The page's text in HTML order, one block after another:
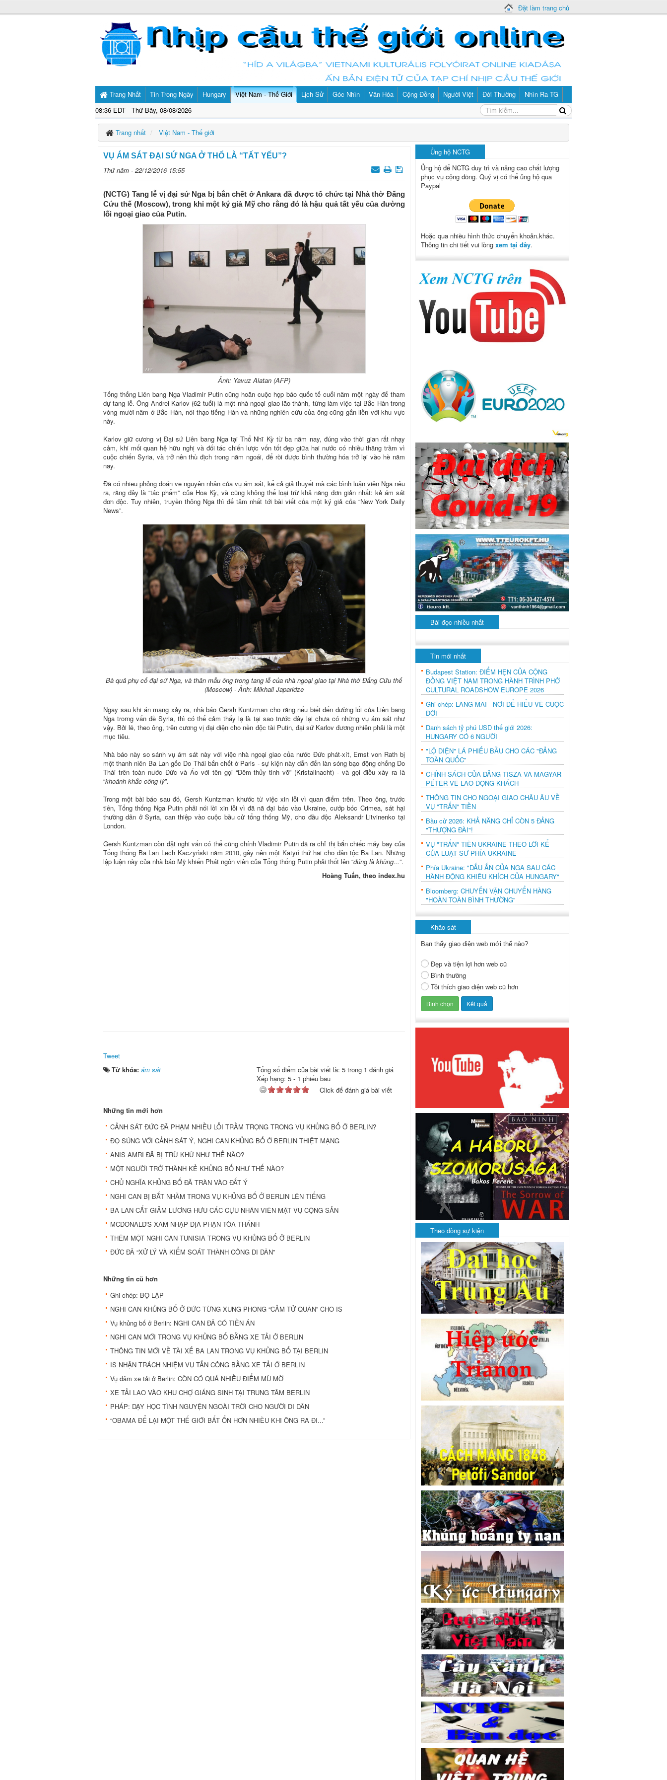
Đặt làm trang chủ
Trang Nhất
08:36 EDT Thứ Bảy, 08/08/2026
Tin Trong Ngày Hungary Việt Nam - Thế Giới Lịch Sử Góc Nhìn Văn Hóa Cộng Đồng Người Việt Đời Thường Nhìn Ra TG
Trang nhất Việt Nam - Thế giới
VỤ ÁM SÁT ĐẠI SỨ NGA Ở THỔ LÀ “TẤT YẾU”?
Thứ năm - 22/12/2016 15:55
(NCTG) Tang lễ vị đại sứ Nga bị bắn chết ở Ankara đã được tổ chức tại Nhà thờ Đấng
Cứu thế (Moscow), trong khi một ký giả Mỹ cho rằng đó là hậu quả tất yếu của đường
lối ngoại giao của Putin.
Ảnh: Yavuz Alatan (AFP)
Tổng thống Liên bang Nga Vladimir Putin cũng hoãn cuộc họp báo quốc tế cuối năm một ngày để tham
dự tang lễ. Ông Andrei Karlov (62 tuổi) là một nhà ngoại giao lão thành, từng làm việc tại Bắc Hàn trong
vòng mười năm ở Bắc Hàn, nói thạo tiếng Hàn và những nghiên cứu của ông cũng gắn liền với khu vực
này.
Karlov giữ cương vị Đại sứ Liên bang Nga tại Thổ Nhĩ Kỳ từ ba năm nay, đúng vào thời gian rất nhạy
cảm, khi mối quan hệ hữu nghị và đối tác chiến lược vốn tốt đẹp giữa hai nước có nhiều thăng trầm vì
cuộc chiến Syria, và trở nên thù địch trong năm ngoái, để rồi được bình thường hóa trở lại vào hè năm
nay.
Đã có nhiều phỏng đoán về nguyên nhân của vụ ám sát, kể cả giả thuyết mà các bình luận viên Nga nêu
ra, rằng đây là “tác phẩm” của Hoa Kỳ, và cũng không thể loại trừ khả năng đơn giản nhất: kẻ ám sát
đơn độc. Tuy nhiên, truyền thông Nga thì để tâm nhất tới bài viết của một ký giả của “New York Daily
News”.
Bà quả phụ cố đại sứ Nga, và thân mẫu ông trong tang lễ của nhà ngoại giao tại Nhà thờ Đấng Cứu thế
(Moscow) - Ảnh: Mikhail Japaridze
Ngay sau khi án mạng xảy ra, nhà báo Gersh Kuntzman cho rằng nếu biết đến đường lối của Liên bang
Nga trorng vấn đề Syria, thì có thể cảm thấy lạ là tại sao trước đây lại chưa có những vụ ám sát như
vậy. Bởi lẽ, theo ông, trên cương vị đại diện cho nền độc tài Putin, đại sứ Karlov đương nhiên phải là một
mục tiêu.
Nhà báo này so sánh vụ ám sát này với việc nhà ngoại giao của nước Đức phát-xít, Ernst von Rath bị
một thanh niên Ba Lan gốc Do Thái bắn chết ở Paris - sự kiện này dẫn đến làn sóng bạo động chống Do
Thái trên toàn nước Đức và Áo với tên gọi “Đêm thủy tinh vỡ” (Kristallnacht) - và gọi điều xảy ra là
“khoảnh khắc công lý”.
Trong một bài báo sau đó, Gersh Kuntzman khước từ việc xin lỗi vì quan điểm trên. Theo ông, trước
tiên, Tổng thống Nga Putin phải nói lời xin lỗi vì đã nã đại bác vào Ukraine, cướp bóc Crimea, sát hại
thường dân ở Syria, can thiệp vào cuộc bầu cử tổng thống Mỹ, cho đầu độc Aleksandr Litvinenko tại
London.
Gersh Kuntzman còn đặt nghi vấn có thể cũng chính Vladimir Putin đã ra chỉ thị bắn chiếc máy bay của
Tổng thống Ba Lan Lech Kaczyński năm 2010, gây nên một Katyń thứ hai cho dân tộc Ba Lan. Những
lập luận này của nhà báo Mỹ khiến Phát ngôn viên của Tổng thống Putin phải thốt lên “đúng là khùng...”.
Hoàng Tuấn, theo index.hu
Tweet
Từ khóa: ám sát
Tổng số điểm của bài viết là: 5 trong 1 đánh giá
Xếp hạng: 5- 1 phiếu bầu
Click để đánh giá bài viết
Những tin mới hơn
CẢNH SÁT ĐỨC ĐÃ PHẠM NHIỀU LỖI TRẦM TRỌNG TRONG VỤ KHỦNG BỐ Ở BERLIN?
ĐỌ SÚNG VỚI CẢNH SÁT Ý, NGHI CAN KHỦNG BỐ Ở BERLIN THIỆT MẠNG
ANIS AMRI ĐÃ BỊ TRỪ KHỬ NHƯ THẾ NÀO?
MỘT NGƯỜI TRỞ THÀNH KẺ KHỦNG BỐ NHƯ THẾ NÀO?
CHỦ NGHĨA KHỦNG BỐ ĐÃ TRÀN VÀO ĐẤT Ý
NGHI CAN BỊ BẮT NHẦM TRONG VỤ KHỦNG BỐ Ở BERLIN LÊN TIẾNG
BA LAN CẮT GIẢM LƯƠNG HƯU CÁC CỰU NHÂN VIÊN MẬT VỤ CỘNG SẢN
MCDONALD'S XÂM NHẬP ĐỊA PHẬN TÒA THÁNH
THÊM MỘT NGHI CAN TUNISIA TRONG VỤ KHỦNG BỐ Ở BERLIN
ĐỨC ĐÃ “XỬ LÝ VÀ KIỂM SOÁT THÀNH CÔNG DI DÂN”
Những tin cũ hơn
Ghi chép: BỌ LẬP
NGHI CAN KHỦNG BỐ Ở ĐỨC TỪNG XUNG PHONG “CẢM TỬ QUÂN” CHO IS
Vụ khủng bố ở Berlin: NGHI CAN ĐÃ CÓ TIỀN ÁN
NGHI CAN MỚI TRONG VỤ KHỦNG BỐ BẰNG XE TẢI Ở BERLIN
THÔNG TIN MỚI VỀ TÀI XẾ BA LAN TRONG VỤ KHỦNG BỐ TẠI BERLIN
IS NHẬN TRÁCH NHIỆM VỤ TẤN CÔNG BẰNG XE TẢI Ở BERLIN
Vụ đâm xe tải ở Berlin: CÒN CÓ QUÁ NHIỀU ĐIỂM MÙ MỜ
XE TẢI LAO VÀO KHU CHỢ GIÁNG SINH TẠI TRUNG TÂM BERLIN
PHÁP: DẠY HỌC TÌNH NGUYỆN NGOÀI TRỜI CHO NGƯỜI DI DÂN
“OBAMA ĐỂ LẠI MỘT THẾ GIỚI BẤT ỔN HƠN NHIỀU KHI ÔNG RA ĐI...”
Ủng hộ NCTG
Ủng hộ để NCTG duy trì và nâng cao chất lượng
phục vụ cộng đồng. Quý vị có thể ủng hộ qua
Paypal
Hoặc qua nhiều hình thức chuyển khoản.khác.
Thông tin chi tiết vui lòng xem tại đây.
Bài đọc nhiều nhất
Tin mới nhất
Budapest Station: ĐIỂM HẸN CỦA CỘNG
ĐỒNG VIỆT NAM TRONG HÀNH TRÌNH PHỞ
CULTURAL ROADSHOW EUROPE 2026
Ghi chép: LÀNG MAI - NƠI ĐỂ HIỂU VỀ CUỘC
ĐỜI
Danh sách tỷ phú USD thế giới 2026:
HUNGARY CÓ 6 NGƯỜI
"LỘ DIỆN" LÁ PHIẾU BẦU CHO CÁC "ĐẢNG
TOÀN QUỐC"
CHÍNH SÁCH CỦA ĐẢNG TISZA VÀ MAGYAR
PÉTER VỀ LAO ĐỘNG KHÁCH
THÔNG TIN CHO NGOẠI GIAO CHÂU ÂU VỀ
VỤ "TRẤN" TIỀN
Bầu cử 2026: KHẢ NĂNG CHỈ CÒN 5 ĐẢNG
"THƯỢNG ĐÀI"!
VỤ "TRẤN" TIỀN UKRAINE THEO LỜI KỂ
CỦA LUẬT SƯ PHÍA UKRAINE
Phía Ukraine: "DẤU ẤN CỦA NGA SAU CÁC
HÀNH ĐỘNG KHIÊU KHÍCH CỦA HUNGARY"
Bloomberg: CHUYẾN VẬN CHUYỂN HÀNG
"HOÀN TOÀN BÌNH THƯỜNG"
Khảo sát
Bạn thấy giao diện web mới thế nào?
Đẹp và tiện lợi hơn web cũ
Bình thường
Tôi thích giao diện web cũ hơn
Theo dòng sự kiện